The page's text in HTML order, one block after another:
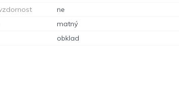
ne
matný
obklad